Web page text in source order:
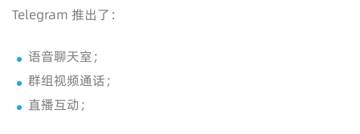
Telegram 推出了：
语音聊天室；
群组视频通话；
直播互动；